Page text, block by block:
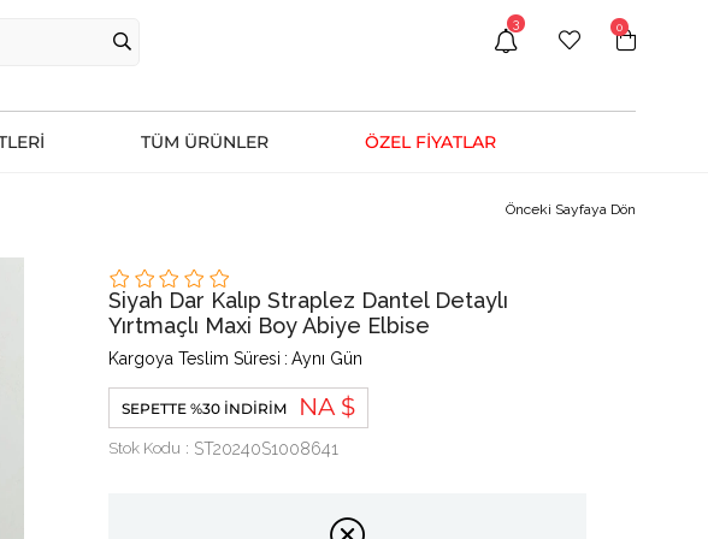
0
3
TÜM ÜRÜNLER ÖZEL FİYATLAR
Önceki Sayfaya Dön
Siyah Dar Kalıp Straplez Dantel Detaylı
Yırtmaçlı Maxi Boy Abiye Elbise
Kargoya Teslim Süresi : Aynı Gün
SEPETTE %30 İNDIRIM NA $
Stok Kodu ST20240S1008641